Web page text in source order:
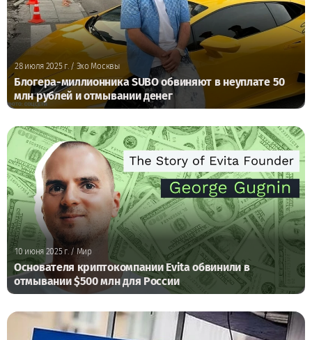
28 июля 2025 г./ Эхо Москвы
Блогера-миллионника SUBO обвиняют в неуплате 50
млн рублей и отмывании денег
10 июня 2025 г. / Мир
Основателя криптокомпании Evita обвинили в
отмывании $500 млн для России